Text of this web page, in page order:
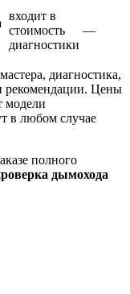
входит в
стоимость
диагностики
—
мастера, диагностика,
рекомендации. Цены
модели
в любом случае
полного
дымохода